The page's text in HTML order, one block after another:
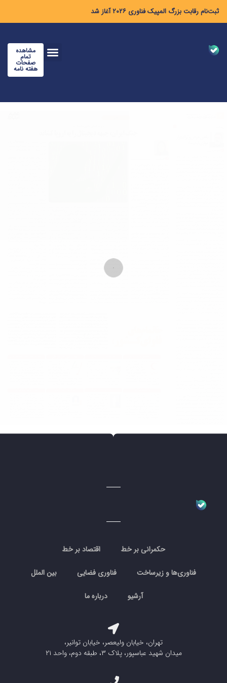
ثبت‌نام رقابت بزرگ المپیک فناوری ۲۰۲۶ آغاز شد
مشاهده
تمام
صفحات
هفته نامه
حکمرانی بر خط اقتصاد بر خط
فناوری‌ها و زیرساخت فناوری فضایی بین الملل
آرشیو درباره ما
تهران، خیابان ولیعصر، خیابان توانیر،
میدان شهید عباسپور، پلاک ۳، طبقه دوم، واحد ۲۱